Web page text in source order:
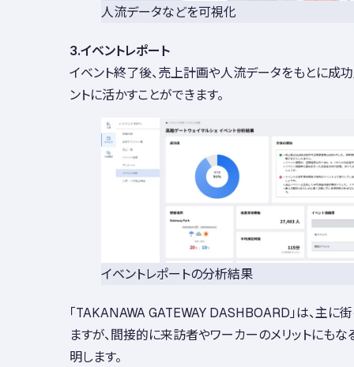
人流データなどを可視化
3.イベントレポート
イベント終了後、売上計画や人流データをもとに成
ントに活かすことができます。
イベントレポートの分析結果
「TAKANAWA GATEWAY DASHBOARD」は、主に
ますが、間接的に来訪者やワーカーのメリットにも
明します。